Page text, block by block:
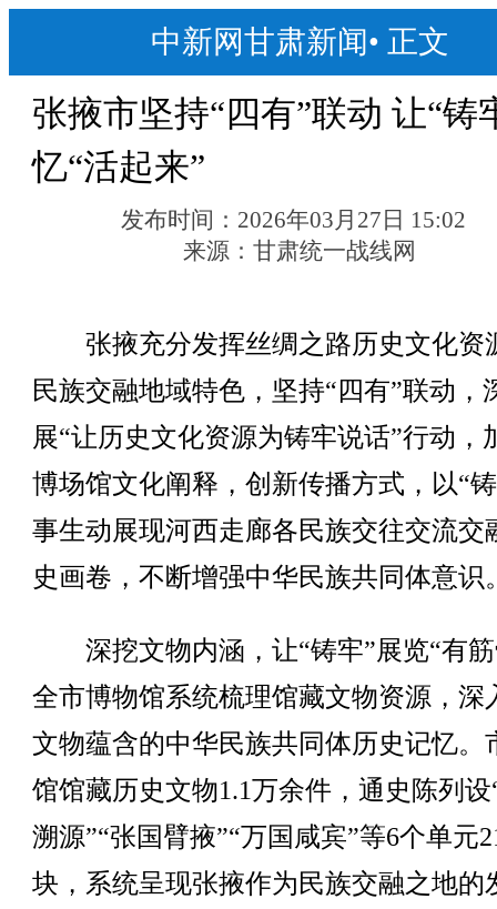
中新网甘肃新闻• 正文
张掖市坚持“四有”联动 让“铸
忆“活起来”
发布时间： 2026年03月27日 15:02
来源： 甘肃统一战线网
张掖充分发挥丝绸之路历史文化资
民族交融地域特色，坚持“四有”联动，
展“让历史文化资源为铸牢说话”行动，
博场馆文化阐释，创新传播方式，以“
事生动展现河西走廊各民族交往交流交
史画卷，不断增强中华民族共同体意识
深挖文物内涵，让“铸牢”展览“有筋
全市博物馆系统梳理馆藏文物资源，深
文物蕴含的中华民族共同体历史记忆。
馆馆藏历史文物1.1万余件，通史陈列设
溯源”“张国臂掖”“万国咸宾”等6个单元
块，系统呈现张掖作为民族交融之地的